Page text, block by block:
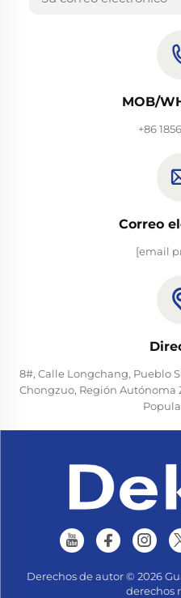
MOB/
+86
Correo
[email
8#, Calle Longchang, Pueblo
Chongzuo, Región
Derechos de autor © 2026
derechos